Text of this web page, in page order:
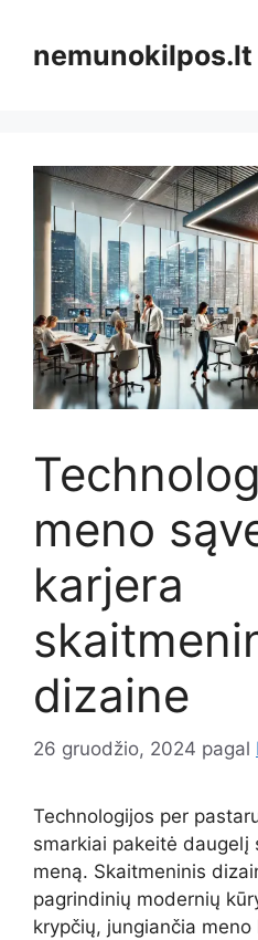
turinionemunokilpos.lt
meno
karjera
dizaine
26 gruodžio, 2024 pagal
Technologijos per
smarkiai pakeitė daugelį
meną. Skaitmeninis
pagrindinių modernių
krypčių, jungiančia